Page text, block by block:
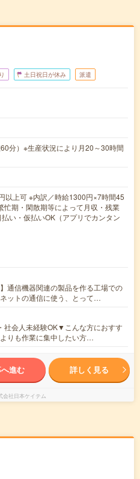
土日祝日が休み 派遣
分）※生産状況により月20～30時間
以上可 ※内訳／時給1300円×7時間45
忙期・閑散期等によって月収・残業
い・仮払いOK（アプリでカンタン
通信機器関連の製品を作る工場での
ットの通信に使う、とって…
社会人未経験OK▼こんな方におすす
りも作業に集中したい方…
進む 詳しく見る
会社日本ケイテム